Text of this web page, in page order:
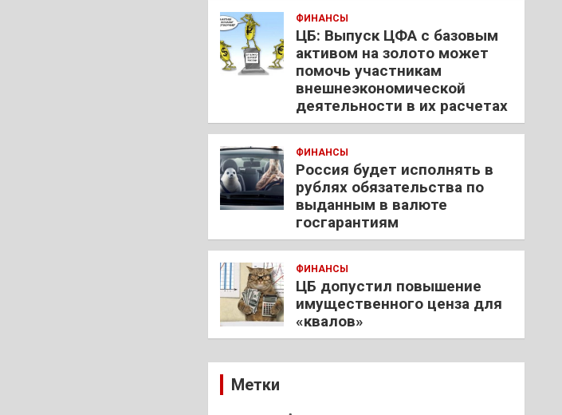
ФИНАНСЫ
ЦБ: Выпуск ЦФА с базовым
активом на золото может
помочь участникам
внешнеэкономической
деятельности в их расчетах
ФИНАНСЫ
Россия будет исполнять в
рублях обязательства по
выданным в валюте
госгарантиям
ФИНАНСЫ
ЦБ допустил повышение
имущественного ценза для
«квалов»
Метки